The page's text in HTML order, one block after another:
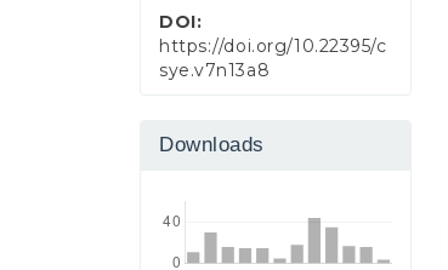
DOI:
https://doi.org/10.22395/c
sye.v7n13a8
Downloads